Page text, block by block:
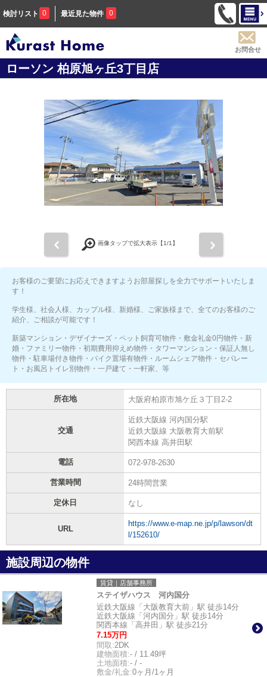
検討リスト 0 最近見た物件 0
お問合せ
ローソン 柏原旭ヶ丘3丁目店
画像タップで拡大表示【1/1】
お客様のご要望にお応えできますようお部屋探しを全力でサポートいたしま
す！
学生様、社会人様、カップル様、新婚様、ご家族様まで、全てのお客様のご
紹介、ご相談が可能です！
新築マンション・デザイナーズ・ペット飼育可物件・敷金礼金0円物件・新
婚・ファミリー物件・初期費用抑えめ物件・タワーマンション・保証人無し
物件・駐車場付き物件・バイク置場有物件・ルームシェア物件・セパレー
ト・お風呂トイレ別物件・一戸建て・一軒家、等
所在地 大阪府柏原市旭ケ丘３丁目2-2
交通
近鉄大阪線 河内国分駅
近鉄大阪線 大阪教育大前駅
関西本線 高井田駅
電話 072-978-2630
営業時間 24時間営業
定休日 なし
URL
https://www.e-map.ne.jp/p/lawson/dt
l/152610/
施設周辺の物件
賃貸｜店舗事務所
ステイザハウス 河内国分
近鉄大阪線「大阪教育大前」駅 徒歩14分
近鉄大阪線「河内国分」駅 徒歩14分
関西本線「高井田」駅 徒歩21分
7.15万円
間取:2DK
建物面積:- / 11.49坪
土地面積:- / -
敷金/礼金:0ヶ月/1ヶ月